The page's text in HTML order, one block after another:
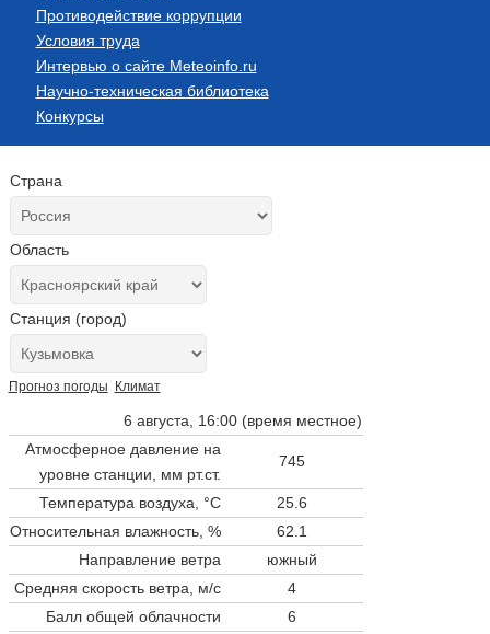
Противодействие коррупции
Условия труда
Интервью о сайте Meteoinfo.ru
Научно-техническая библиотека
Конкурсы
Страна
Область
Станция (город)
Прогноз погоды Климат
6 августа, 16:00 (время местное)
Атмосферное давление на
уровне станции, мм рт.ст.
745
Температура воздуха, °C
25.6
Относительная влажность, %
62.1
Направление ветра
южный
Средняя скорость ветра, м/с
4
Балл общей облачности
6